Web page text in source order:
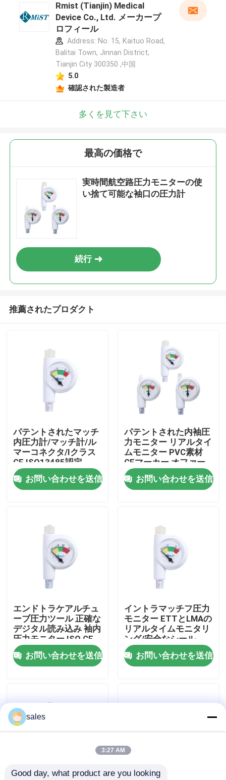
ホーム
VRショー
企業情報
会社案内
品質管理
見積依頼
Laryngealマスクの航空路
Rmist (Tianjin) Medical
Device Co., Ltd. メーカープ
ロフィール
Address: No. 15, Kaituo Road,
Balitai Town, Jinnan District,
Tianjin City 300350 ,中国
5.0
確認された製造者
多くを見て下さい
最高の価格で
実時間航空路圧力モニターの使
い捨て可能な袖口の圧力計
続行
推薦されたプロダクト
パテントされたマッチ
内圧力計/マッチ計/ル
マーコネクタ/Iクラス
CE ISO13485認定
お問い合わせを送信
パテントされた内袖圧
力モニター リアルタイ
ムモニター PVC素材
CEマーカー オファー
OEM ODM
お問い合わせを送信
エンドトラケアルチュ
ーブ圧力ツール 正確な
デジタル読み込み 袖内
圧力モニター ISO CE
認証
お問い合わせを送信
イントラマッチフ圧力
モニター ETTとLMAの
リアルタイムモニタリ
ング/安全なシール
お問い合わせを送信
sales
3:27 AM
Good day, what product are you looking